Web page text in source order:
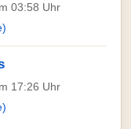
03:58 Uhr
17:26 Uhr